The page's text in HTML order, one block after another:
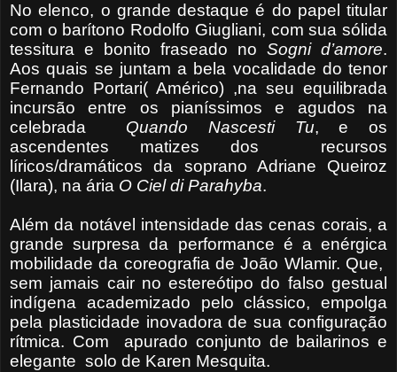
No elenco, o grande destaque é do papel titular
com o barítono Rodolfo Giugliani, com sua sólida
tessitura e bonito fraseado no Sogni d’amore.
Aos quais se juntam a bela vocalidade do tenor
Fernando Portari( Américo) ,na seu equilibrada
incursão entre os pianíssimos e agudos na
celebrada Quando Nascesti Tu, e os
ascendentes matizes dos recursos
líricos/dramáticos da soprano Adriane Queiroz
(Ilara), na ária O Ciel di Parahyba.
Além da notável intensidade das cenas corais, a
grande surpresa da performance é a enérgica
mobilidade da coreografia de João Wlamir. Que,
sem jamais cair no estereótipo do falso gestual
indígena academizado pelo clássico, empolga
pela plasticidade inovadora de sua configuração
rítmica. Com apurado conjunto de bailarinos e
elegante solo de Karen Mesquita.